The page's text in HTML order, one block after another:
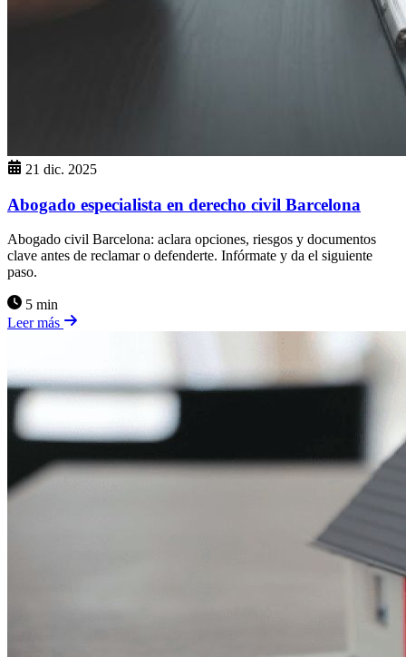
21 dic. 2025
Abogado especialista en derecho civil Barcelona
Abogado civil Barcelona: aclara opciones, riesgos y documentos
clave antes de reclamar o defenderte. Infórmate y da el siguiente
paso.
5 min
Leer más